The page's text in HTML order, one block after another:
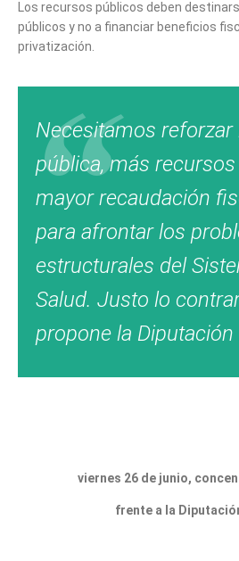
Los recursos públicos deben
públicos y no a financiar beneficios
privatización.
Necesitamos reforzar
pública, más
mayor recaudación
para afrontar los
estructurales del
Salud. Justo lo
propone la Diputación
viernes 26 de junio,
frente a la Diputación